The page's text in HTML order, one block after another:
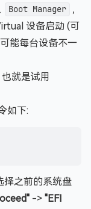
Boot Manager
，
设备启动 (可
能每台设备不一
也就是试用
如下:
择之前的系统盘
-> "EFI